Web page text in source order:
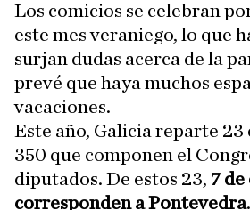
Los comicios se celebran
este mes veraniego, lo que
surjan dudas acerca de la
prevé que haya muchos
vacaciones.
Este año, Galicia reparte 23
350 que componen el
diputados. De estos 23, 7
corresponden a Pontevedra.